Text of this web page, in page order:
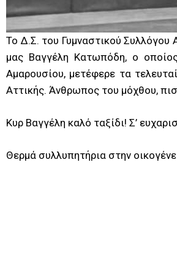
Το Δ.Σ. του Γυμναστικού Συλλόγου
μας Βαγγέλη Κατωπόδη, ο
Αμαρουσίου, μετέφερε τα
Αττικής. Άνθρωπος του μόχθου,
Κυρ Βαγγέλη καλό ταξίδι! Σ’
Θερμά συλλυπητήρια στην